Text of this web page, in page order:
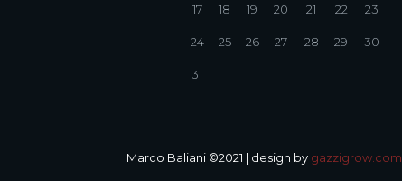
17 18 19 20 21 22 23
24 25 26 27 28 29 30
31
Marco Baliani ©2021 | design by gazzigrow.com